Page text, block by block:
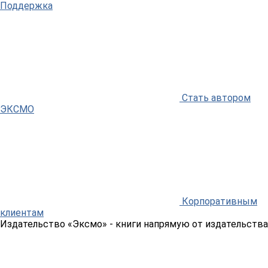
Поддержка
Стать автором
ЭКСМО
Корпоративным
клиентам
Издательство «Эксмо» - книги напрямую от издательства